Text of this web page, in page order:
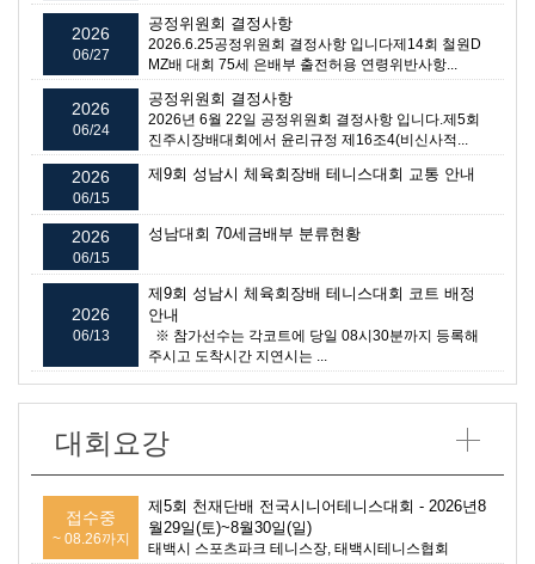
2026
06/27
공정위원회 결정사항
2026.6.25공정위원회 결정사항 입니다제14회 철원D
MZ배 대회 75세 은배부 출전허용 연령위반사항...
2026
06/24
공정위원회 결정사항
2026년 6월 22일 공정위원회 결정사항 입니다.제5회
진주시장배대회에서 윤리규정 제16조4(비신사적...
2026
06/15
제9회 성남시 체육회장배 테니스대회 교통 안내
2026
06/15
성남대회 70세금배부 분류현황
2026
06/13
제9회 성남시 체육회장배 테니스대회 코트 배정
안내
※ 참가선수는 각코트에 당일 08시30분까지 등록해
주시고 도착시간 지연시는 ...
대회요강
접수중
~ 08.26까지
제5회 천재단배 전국시니어테니스대회 - 2026년8
월29일(토)~8월30일(일)
태백시 스포츠파크 테니스장, 태백시테니스협회